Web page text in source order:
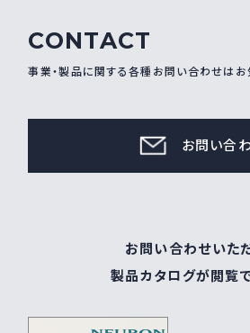
webカタ
CONTACT
事業・製品に関する各種お問い合わせはお
お問い合
お問い合わせいた
製品カタログが閲覧